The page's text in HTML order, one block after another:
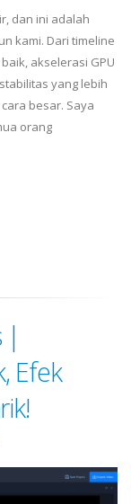
dan ini adalah
kami. Dari timeline
akselerasi GPU
yang lebih
besar. Saya
orang
|
Efek